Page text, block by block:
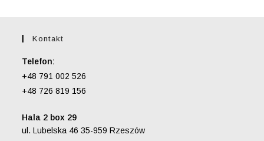
Kontakt
Telefon:
+48 791 002 526
+48 726 819 156
Hala 2 box 29
ul. Lubelska 46 35-959 Rzeszów